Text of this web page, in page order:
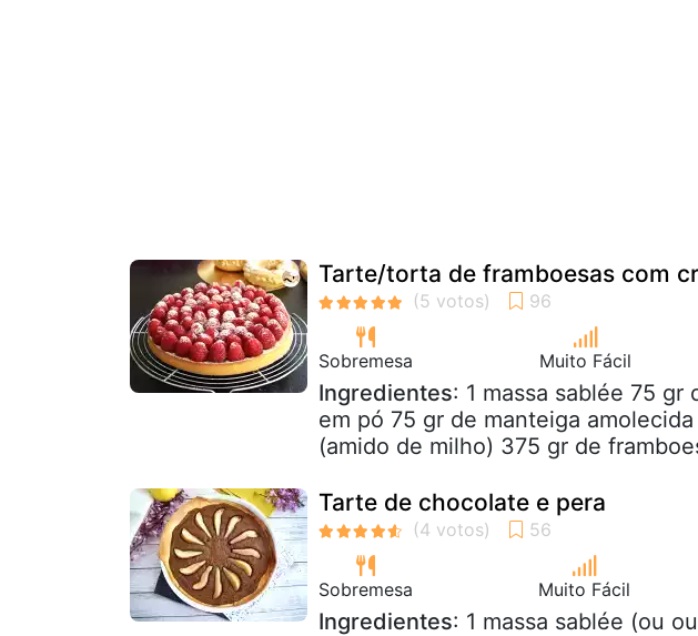
Tarte/torta de framboesas com
Sobremesa Muito Fácil
Ingredientes: 1 massa sablée 75 gr
em pó 75 gr de manteiga
(amido de milho) 375 gr de
Tarte de chocolate e pera
Sobremesa Muito Fácil
Ingredientes: 1 massa sablée (ou